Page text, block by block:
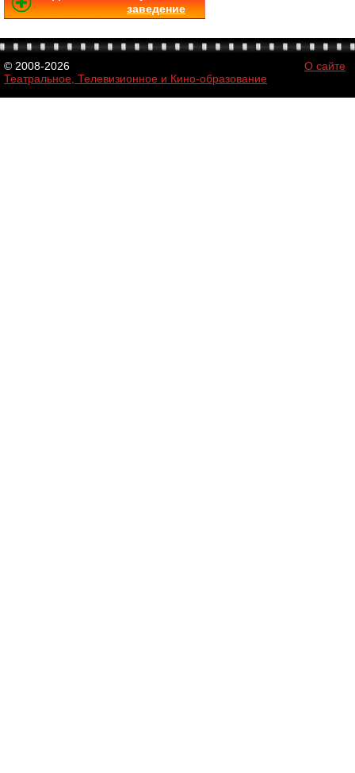
заведение
© 2008-2026
Театральное, Телевизионное и Кино-образование
О сайте